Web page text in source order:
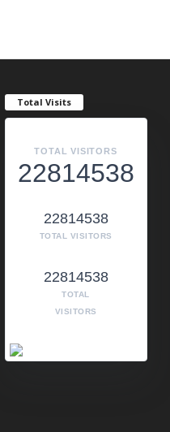
Total Visits
TOTAL VISITORS
22814538
22814538
TOTAL VISITORS
22814538
TOTAL
VISITORS